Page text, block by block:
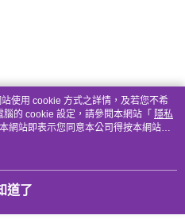
使用 cookie 方式之詳情，及若您不希
的 cookie 設定，請參閱本網站「 隱私
網站即表示您同意本公司得按本網站使
道了